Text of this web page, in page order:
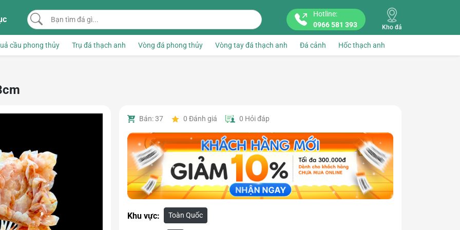
Bạn tìm đá gì...
Hotline:
0966 581 393
Kho đá
cầu phong thủy Trụ đá thạch anh Vòng đá phong thủy Vòng tay đá thạch anh Đá cảnh Hốc thạch anh
Bán: 37 0 Đánh giá 0 Hỏi đáp
Khu vực: Toàn Quốc